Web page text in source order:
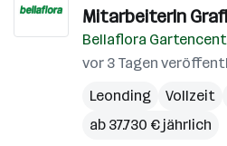
MitarbeiterIn
Bellaflora
vor 3 Tagen
Leonding
Vollzeit
ab 37.730 € jährlich